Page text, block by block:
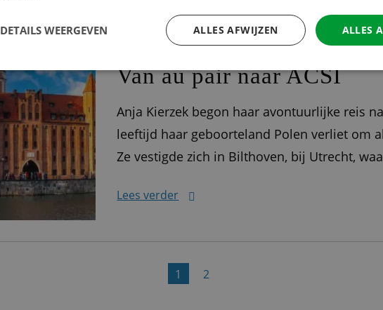
ACSI PUBLISHING
Van au pair naar ACSI
Anja Kierzek begon haar avontuurlijke reis
leeftijd haar geboorteland Polen verliet om
Ze vestigde zich in Bilthoven, bij Utrecht,
Lees verder
1 2
ALLES
ALLES AFWIJZEN
DETAILS WEERGEVEN